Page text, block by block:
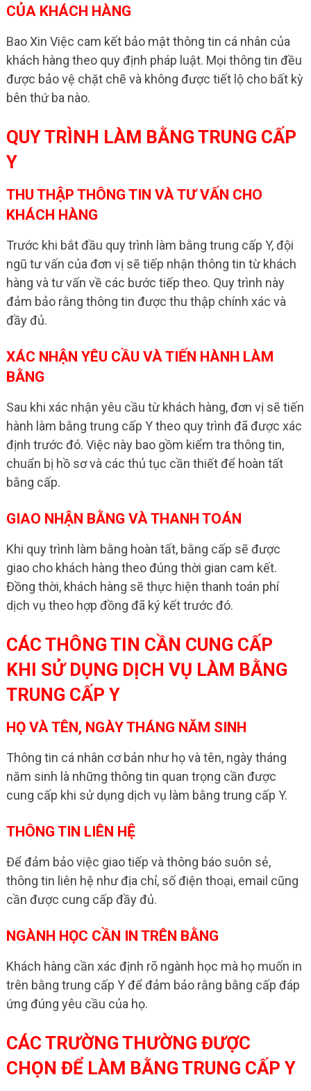
CỦA KHÁCH HÀNG
Bao Xin Việc cam kết bảo mật thông tin cá nhân của
khách hàng theo quy định pháp luật. Mọi thông tin đều
được bảo vệ chặt chẽ và không được tiết lộ cho bất kỳ
bên thứ ba nào.
QUY TRÌNH LÀM BẰNG TRUNG CẤP
Y
THU THẬP THÔNG TIN VÀ TƯ VẤN CHO
KHÁCH HÀNG
Trước khi bắt đầu quy trình làm bằng trung cấp Y, đội
ngũ tư vấn của đơn vị sẽ tiếp nhận thông tin từ khách
hàng và tư vấn về các bước tiếp theo. Quy trình này
đảm bảo rằng thông tin được thu thập chính xác và
đầy đủ.
XÁC NHẬN YÊU CẦU VÀ TIẾN HÀNH LÀM
BẰNG
Sau khi xác nhận yêu cầu từ khách hàng, đơn vị sẽ tiến
hành làm bằng trung cấp Y theo quy trình đã được xác
định trước đó. Việc này bao gồm kiểm tra thông tin,
chuẩn bị hồ sơ và các thủ tục cần thiết để hoàn tất
bằng cấp.
GIAO NHẬN BẰNG VÀ THANH TOÁN
Khi quy trình làm bằng hoàn tất, bằng cấp sẽ được
giao cho khách hàng theo đúng thời gian cam kết.
Đồng thời, khách hàng sẽ thực hiện thanh toán phí
dịch vụ theo hợp đồng đã ký kết trước đó.
CÁC THÔNG TIN CẦN CUNG CẤP
KHI SỬ DỤNG DỊCH VỤ LÀM BẰNG
TRUNG CẤP Y
HỌ VÀ TÊN, NGÀY THÁNG NĂM SINH
Thông tin cá nhân cơ bản như họ và tên, ngày tháng
năm sinh là những thông tin quan trọng cần được
cung cấp khi sử dụng dịch vụ làm bằng trung cấp Y.
THÔNG TIN LIÊN HỆ
Để đảm bảo việc giao tiếp và thông báo suôn sẻ,
thông tin liên hệ như địa chỉ, số điện thoại, email cũng
cần được cung cấp đầy đủ.
NGÀNH HỌC CẦN IN TRÊN BẰNG
Khách hàng cần xác định rõ ngành học mà họ muốn in
trên bằng trung cấp Y để đảm bảo rằng bằng cấp đáp
ứng đúng yêu cầu của họ.
CÁC TRƯỜNG THƯỜNG ĐƯỢC
CHỌN ĐỂ LÀM BẰNG TRUNG CẤP Y